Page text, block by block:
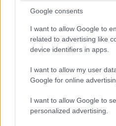
Google consents
I want to allow Google to
related to advertising like
device identifiers in apps.
I want to allow my user
Google for online
I want to allow Google to
personalized advertising.
#the cw #legends
legendái
#brandon routh